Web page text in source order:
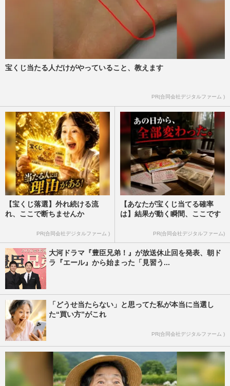
新山千春「抜けた歯をネックレスに」『ぽ
かぽか』（フジ系）で語った長女・もあの
溺愛ぶりに視聴者ドン引き…
2024/5/9
新山千春の長女・もあが公開した“派手メ
宝くじ当たる人だけがやっていること、教えます
PR(合同会社デジタルファーム )
【宝くじ落選】外れ続ける流
れ、ここで断ちませんか
PR(合同会社デジタルファーム )
【あなたが宝くじ当てる確率
は】結果が動く瞬間、ここです
PR(合同会社デジタルファーム)
大河ドラマ『豊臣兄弟！』が放送休止回を発表、朝ド
ラ『エール』から始まった「見習う...
「どうせ当たらない」と思ってた私が本当に当選し
た“買い方”がこれ
PR(合同会社デジタルファーム )